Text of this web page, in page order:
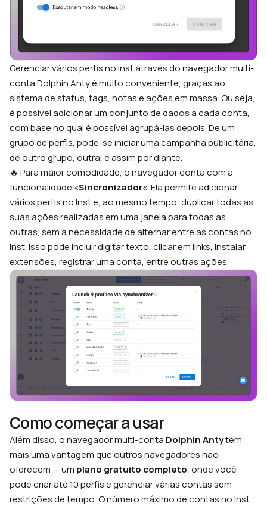
Gerenciar vários perfis no Inst através do navegador multi-
conta Dolphin Anty é muito conveniente, graças ao
sistema de status, tags, notas e ações em massa. Ou seja,
é possível adicionar um conjunto de dados a cada conta,
com base no qual é possível agrupá-las depois. De um
grupo de perfis, pode-se iniciar uma campanha publicitária,
de outro grupo, outra, e assim por diante.
🔥 Para maior comodidade, o navegador conta com a
funcionalidade «Sincronizador«. Ela permite adicionar
vários perfis no Inst e, ao mesmo tempo, duplicar todas as
suas ações realizadas em uma janela para todas as
outras, sem a necessidade de alternar entre as contas no
Inst. Isso pode incluir digitar texto, clicar em links, instalar
extensões, registrar uma conta, entre outras ações.
Como começar a usar
Além disso, o navegador multi-conta Dolphin Antytem
mais uma vantagem que outros navegadores não
oferecem — um plano gratuito completo, onde você
pode criar até 10 perfis e gerenciar várias contas sem
restrições de tempo. O número máximo de contas no Inst